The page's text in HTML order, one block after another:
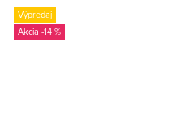
Výpredaj
-14 %